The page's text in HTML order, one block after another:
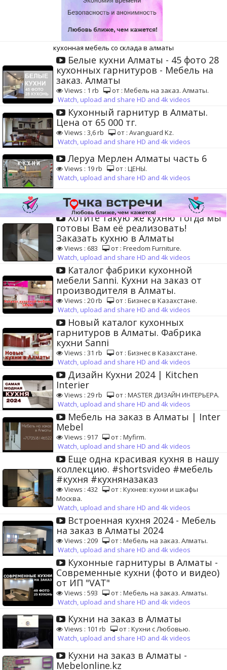
кухонная мебель со склада в алматы
Белые кухни Алматы - 45 фото 28
кухонных гарнитуров - Мебель на
заказ. Алматы
Views : 1 rb
от : Мебель на заказ. Алматы.
Watch, upload and share HD and 4k videos
Кухонный гарнитур в Алматы.
Цена от 65 000 тг.
Views : 3,6 rb
от : Avanguard Kz.
Watch, upload and share HD and 4k videos
Леруа Мерлен Алматы часть 6
Views : 19 rb
от : ЦЕНЫ.
Watch, upload and share HD and 4k videos
Хотите такую же кухню Тогда мы
готовы Вам её реализовать!
Заказать кухню в Алматы
Views : 683
от : Freedom Furniture.
Watch, upload and share HD and 4k videos
Каталог фабрики кухонной
мебели Sanni. Кухни на заказ от
производителя в Алматы.
Views : 20 rb
от : Бизнес в Казахстане.
Watch, upload and share HD and 4k videos
Новый каталог кухонных
гарнитуров в Алматы. Фабрика
кухни Sanni
Views : 31 rb
от : Бизнес в Казахстане.
Watch, upload and share HD and 4k videos
Дизайн Кухни 2024 | Kitchen
Interier
Views : 29 rb
от : MASTER ДИЗАЙН ИНТЕРЬЕРА.
Watch, upload and share HD and 4k videos
Мебель на заказ в Алматы | Inter
Mebel
Views : 917
от : Myfirm.
Watch, upload and share HD and 4k videos
Еще одна красивая кухня в нашу
коллекцию. #shortsvideo #мебель
#кухня #кухняназаказ
Views : 432
от : Кухнев: кухни и шкафы
Москва.
Watch, upload and share HD and 4k videos
Встроенная кухня 2024 - Мебель
на заказ в Алматы 2024
Views : 209
от : Мебель на заказ. Алматы.
Watch, upload and share HD and 4k videos
Кухонные гарнитуры в Алматы -
Современные кухни (фото и видео)
от ИП "VAT"
Views : 593
от : Мебель на заказ. Алматы.
Watch, upload and share HD and 4k videos
Кухни на заказ в Алматы
Views : 101 rb
от : Кухни с Любовью.
Watch, upload and share HD and 4k videos
Кухни на заказ в Алматы -
Mebelonline.kz